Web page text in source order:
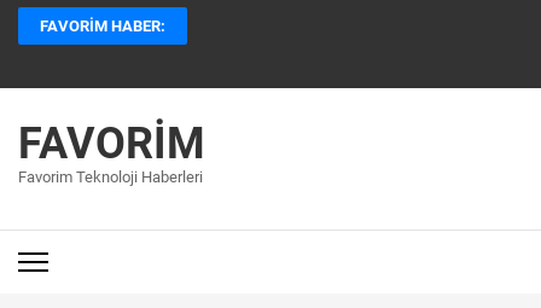
İçeriğe
atla
basın)
FAVORIM HABER:
FAVORIM
Favorim Teknoloji Haberleri